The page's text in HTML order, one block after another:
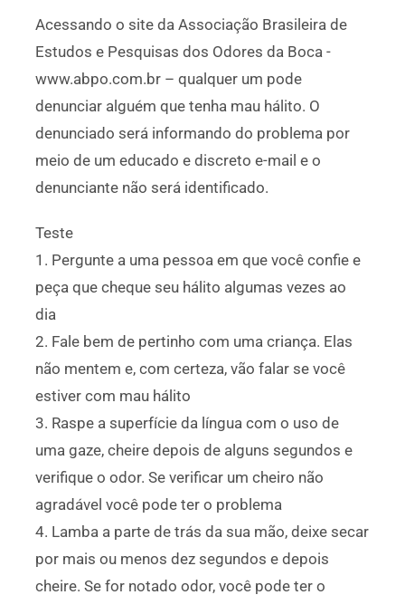
Acessando o site da Associação Brasileira de
Estudos e Pesquisas dos Odores da Boca -
www.abpo.com.br – qualquer um pode
denunciar alguém que tenha mau hálito. O
denunciado será informando do problema por
meio de um educado e discreto e-mail e o
denunciante não será identificado.
Teste
1. Pergunte a uma pessoa em que você confie e
peça que cheque seu hálito algumas vezes ao
dia
2. Fale bem de pertinho com uma criança. Elas
não mentem e, com certeza, vão falar se você
estiver com mau hálito
3. Raspe a superfície da língua com o uso de
uma gaze, cheire depois de alguns segundos e
verifique o odor. Se verificar um cheiro não
agradável você pode ter o problema
4. Lamba a parte de trás da sua mão, deixe secar
por mais ou menos dez segundos e depois
cheire. Se for notado odor, você pode ter o